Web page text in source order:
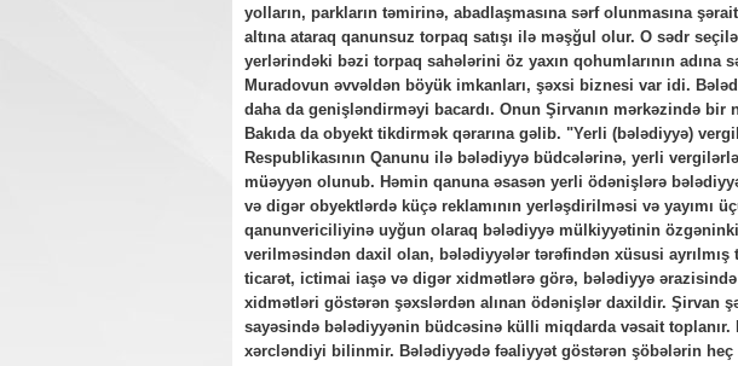
yolların, parkların təmirinə, abadlaşmasına sərf olunmasına
altına ataraq qanunsuz torpaq satışı ilə məşğul olur. O sədr
yerlərindəki bəzi torpaq sahələrini öz yaxın qohumlarının
Muradovun əvvəldən böyük imkanları, şəxsi biznesi var idi.
daha da genişləndirməyi bacardı. Onun Şirvanın mərkəzində bir
Bakıda da obyekt tikdirmək qərarına gəlib. "Yerli (bələdiyyə)
Respublikasının Qanunu ilə bələdiyyə büdcələrinə, yerli
müəyyən olunub. Həmin qanuna əsasən yerli ödənişlərə
və digər obyektlərdə küçə reklamının yerləşdirilməsi və yayımı
qanunvericiliyinə uyğun olaraq bələdiyyə mülkiyyətinin
verilməsindən daxil olan, bələdiyyələr tərəfindən xüsusi
ticarət, ictimai iaşə və digər xidmətlərə görə, bələdiyyə
xidmətləri göstərən şəxslərdən alınan ödənişlər daxildir. Şirvan
sayəsində bələdiyyənin büdcəsinə külli miqdarda vəsait
xərcləndiyi bilinmir. Bələdiyyədə fəaliyyət göstərən şöbələrin